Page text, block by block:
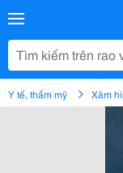
Y tế, thẩm mỹ Xăm